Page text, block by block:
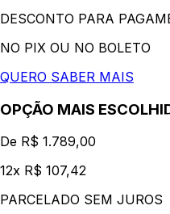
DESCONTO PARA
NO PIX OU NO BOLETO
QUERO SABER MAIS
OPÇÃO MAIS
De R$ 1.789,00
12x R$ 107,42
PARCELADO SEM JUROS